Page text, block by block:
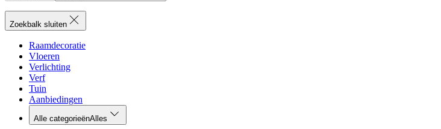
Zoekbalk sluiten
Raamdecoratie
Vloeren
Verlichting
Verf
Tuin
Aanbiedingen
Alle categorieënAlles